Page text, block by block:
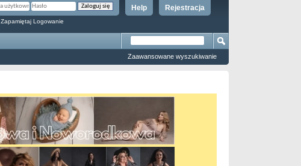
Rejestracja
Help
Zapamiętaj Logowanie
Zaawansowane wyszukiwanie